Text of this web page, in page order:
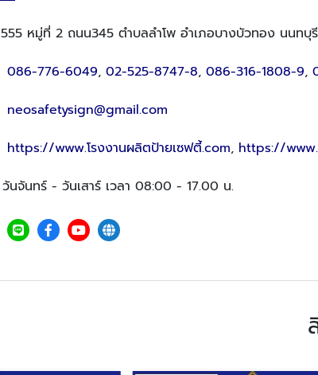
555 หมู่ที่ 2 ถนน345 ตำบลลำโพ อำเภอบางบัวทอง นนทบุรี
086-776-6049, 02-525-8747-8, 086-316-1808-9,
neosafetysign@gmail.com
https://www.โรงงานผลิตป้ายเซฟตี้.com, https://
วันจันทร์ - วันเสาร์ เวลา 08:00 - 17.00 น.